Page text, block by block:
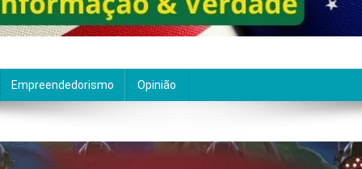
Empreendedorismo Opinião